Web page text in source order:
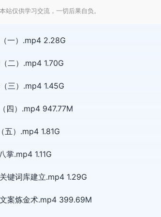
站仅供学习交流，一切后果自负。
一）.mp4 2.28G
二）.mp4 1.70G
三）.mp4 1.45G
四）.mp4 947.77M
五）.mp4 1.81G
掌.mp4 1.11G
键词库建立.mp4 1.29G
案炼金术.mp4 399.69M